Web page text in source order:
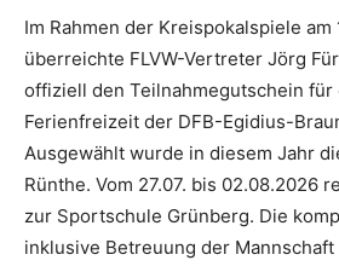
Im Rahmen der Kreispokalspiele am
überreichte FLVW-Vertreter Jörg
offiziell den Teilnahmegutschein
Ferienfreizeit der DFB-Egidius-
Ausgewählt wurde in diesem Jahr
Rünthe. Vom 27.07. bis 02.08.2026
zur Sportschule Grünberg. Die
inklusive Betreuung der